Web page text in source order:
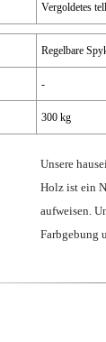
Vergoldetes
Regelbare
-
300 kg
Unsere
Holz ist ein
aufweisen.
Farbgebung